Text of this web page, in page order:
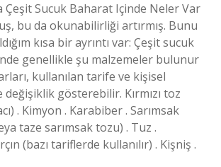
Çeşit Sucuk Baharat Içinde Neler Var
bu da okunabilirliği artırmış. Bunu
kısa bir ayrıntı var: Çeşit sucuk
genellikle şu malzemeler bulunur
kullanılan tarife ve kişisel
gösterebilir. Kırmızı toz
. Kimyon . Karabiber . Sarımsak
taze sarımsak tozu) . Tuz .
(bazı tariflerde kullanılır) . Kişniş .